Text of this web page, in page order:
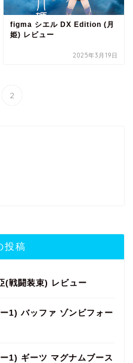
figma シエル DX Edition (月
姫) レビュー
2025年3月19日
2
投稿
(戦闘装束) レビュー
1) バッファ ゾンビフォー
1) ギーツ マグナムブース